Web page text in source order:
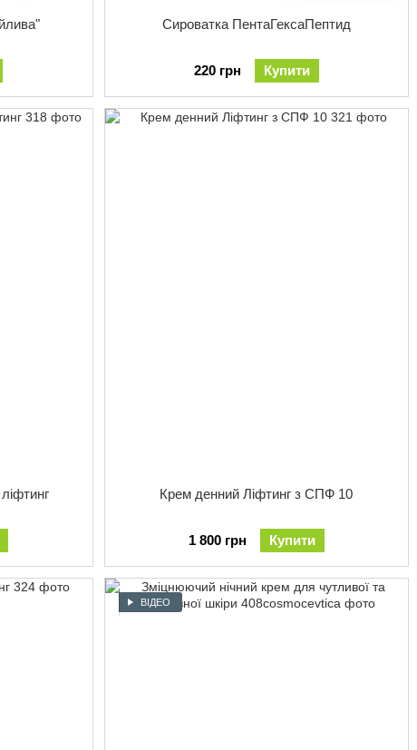
Сироватка ПентаГексаПептид
220 грн Купити
Крем денний Ліфтинг з СПФ 10
1 800 грн Купити
ВІДЕО